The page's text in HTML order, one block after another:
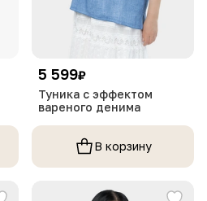
5 599₽
Туника с эффектом
вареного денима
В корзину